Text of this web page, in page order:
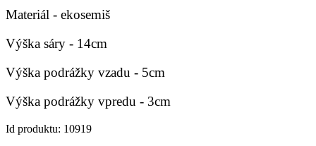
Materiál - ekosemiš
Výška sáry - 14cm
Výška podrážky vzadu - 5cm
Výška podrážky vpredu - 3cm
Id produktu: 10919